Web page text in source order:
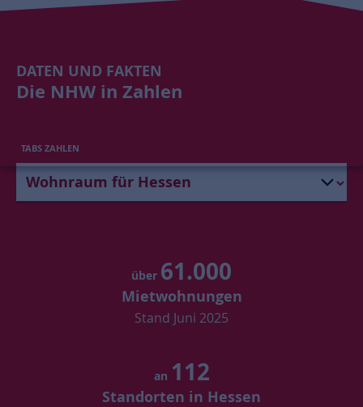
DATEN UND FAKTEN
Die NHW in Zahlen
TABS ZAHLEN
über 61.000
Mietwohnungen
Stand Juni 2025
an 112
Standorten in Hessen